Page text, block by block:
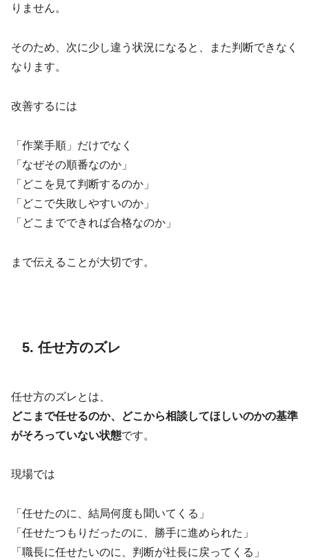
りません。
そのため、次に少し違う状況になると、また判断できなく
なります。
改善するには
「作業手順」だけでなく
「なぜその順番なのか」
「どこを見て判断するのか」
「どこで失敗しやすいのか」
「どこまでできれば合格なのか」
まで伝えることが大切です。
5. 任せ方のズレ
任せ方のズレとは、
どこまで任せるのか、どこから相談してほしいのかの基準
がそろっていない状態です。
現場では
「任せたのに、結局何度も聞いてくる」
「任せたつもりだったのに、勝手に進められた」
「職長に任せたいのに、判断が社長に戻ってくる」